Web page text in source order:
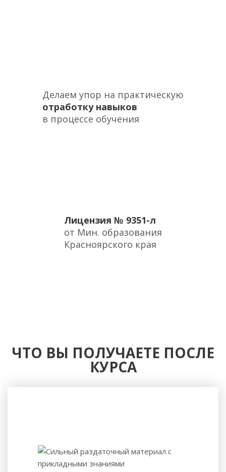
Делаем упор на практическую
отработку навыков
в процессе обучения
Лицензия № 9351-л
от Мин. образования
Красноярского края
ЧТО ВЫ ПОЛУЧАЕТЕ ПОСЛЕ
КУРСА